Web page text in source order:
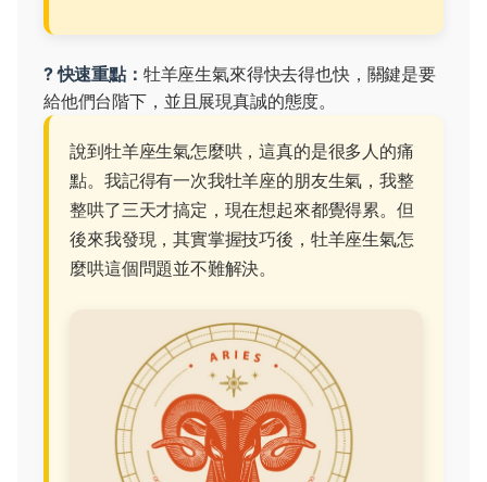
? 快速重點： 牡羊座生氣來得快去得也快，關鍵是要
給他們台階下，並且展現真誠的態度。
說到牡羊座生氣怎麼哄，這真的是很多人的痛
點。我記得有一次我牡羊座的朋友生氣，我整
整哄了三天才搞定，現在想起來都覺得累。但
後來我發現，其實掌握技巧後，牡羊座生氣怎
麼哄這個問題並不難解決。